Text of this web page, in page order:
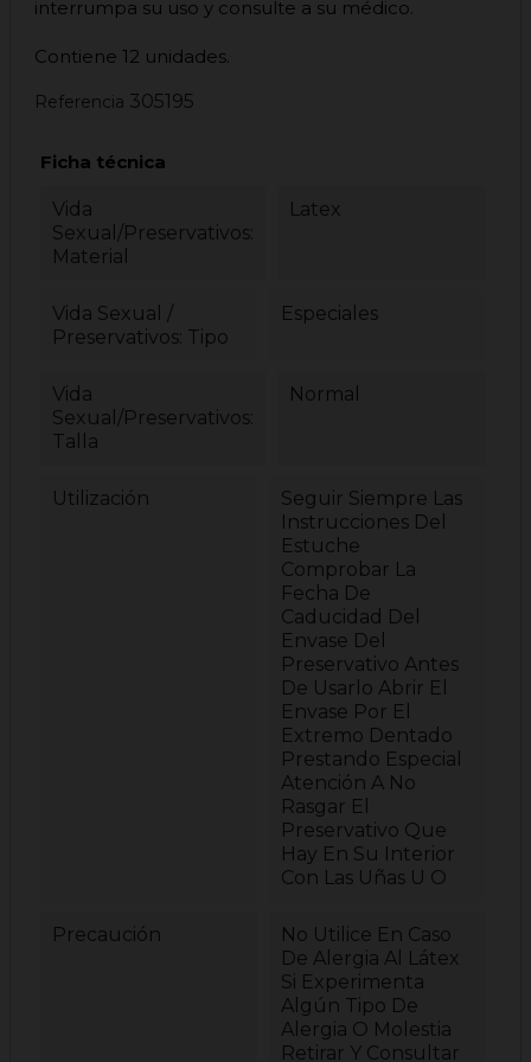
interrumpa su uso y consulte a su médico.
Contiene 12 unidades.
Referencia 305195
Ficha técnica
Vida
Sexual/Preservativos:
Material
Latex
Vida Sexual /
Preservativos: Tipo
Especiales
Vida
Sexual/Preservativos:
Talla
Normal
Utilización
Seguir Siempre Las
Instrucciones Del
Estuche
Comprobar La
Fecha De
Caducidad Del
Envase Del
Preservativo Antes
De Usarlo Abrir El
Envase Por El
Extremo Dentado
Prestando Especial
Atención A No
Rasgar El
Preservativo Que
Hay En Su Interior
Con Las Uñas U O
Precaución
No Utilice En Caso
De Alergia Al Látex
Si Experimenta
Algún Tipo De
Alergia O Molestia
Retirar Y Consultar